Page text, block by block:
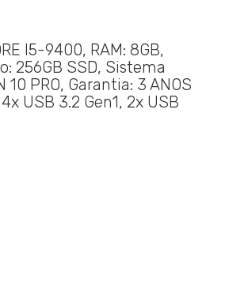
I5-9400, RAM: 8GB,
256GB SSD, Sistema
10 PRO, Garantia: 3 ANOS
USB 3.2 Gen1, 2x USB